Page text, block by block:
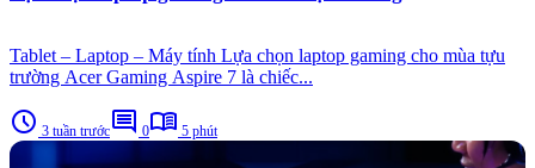
Tablet – Laptop – Máy tính Lựa chọn laptop gaming cho mùa tựu
trường Acer Gaming Aspire 7 là chiếc...
schedule 3 tuần trướccomment 0menu_book 5 phút